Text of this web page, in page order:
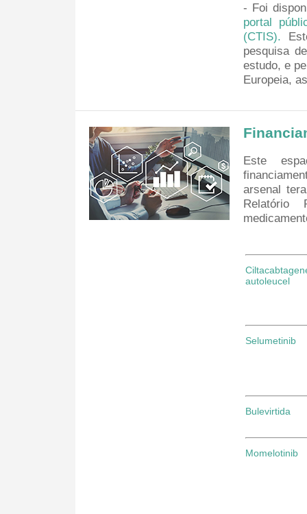
- Foi
portal
(CTIS).
pesquisa
estudo, e
Europeia,
Este
arsenal
Relatório
autoleucel
Selumetinib
Bulevirtida
Momelotinib